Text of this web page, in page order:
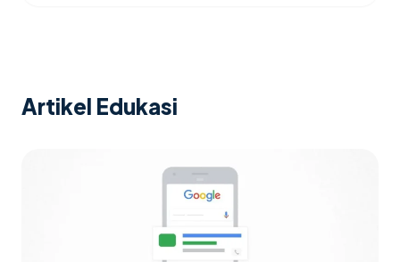
Artikel Edukasi